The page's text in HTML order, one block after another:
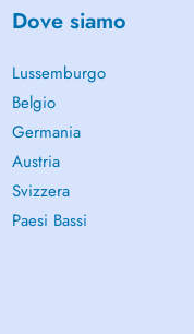
Dove siamo
Lussemburgo
Belgio
Germania
Austria
Svizzera
Paesi Bassi